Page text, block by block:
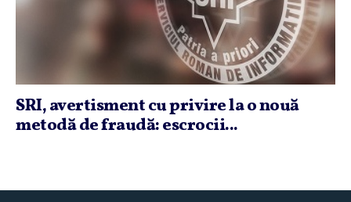
SRI, avertisment cu privire la o nouă
metodă de fraudă: escrocii...